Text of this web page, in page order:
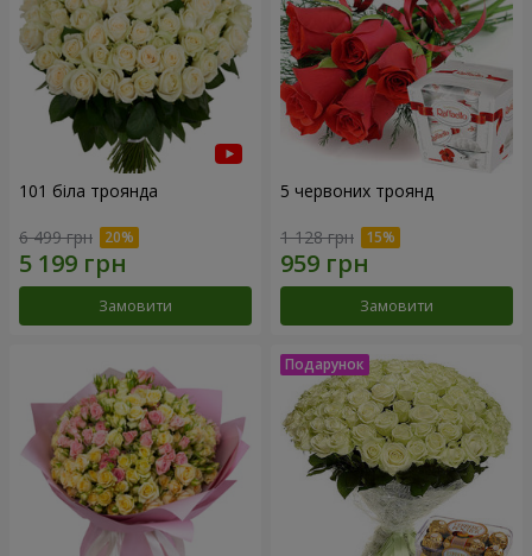
101 біла троянда
6 499 грн
Замовити
5 червоних троянд
1 128 грн
Замовити